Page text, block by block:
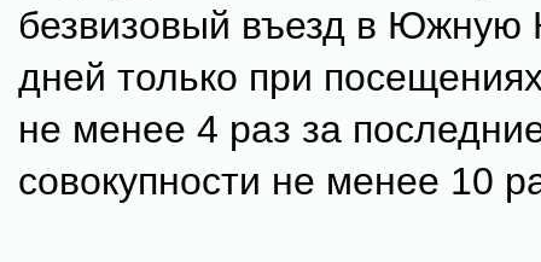
безвизовый въезд в Южную
дней только при
не менее 4 раз за
совокупности не менее 10